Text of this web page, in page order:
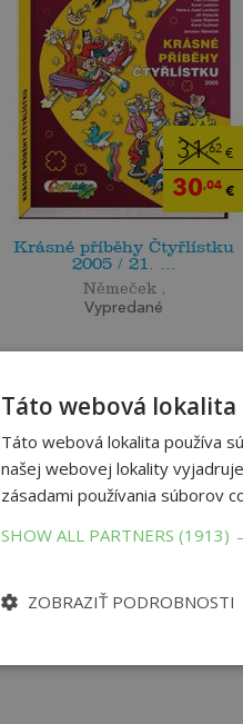
31,62 €
30,04 €
Krásné příběhy Čtyřlístku
2005 / 21. ...
Němeček ,
Vypredané
Táto webová
Táto webová lokalita používa
našej webovej lokality
zásadami používania súborov
SHOW ALL PARTNERS (1913)
ZOBRAZIŤ PODROBNOSTI